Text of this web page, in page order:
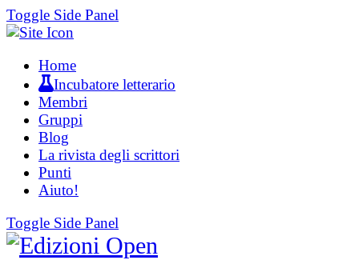
Toggle Side Panel
Home
Incubatore letterario
Membri
Gruppi
Blog
La rivista degli scrittori
Punti
Aiuto!
Toggle Side Panel